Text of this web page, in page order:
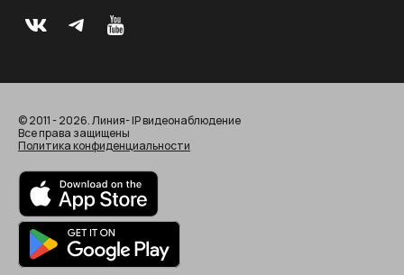
© 2011 - 2026. Линия- IP видеонаблюдение
Все права защищены
Политика конфиденциальности